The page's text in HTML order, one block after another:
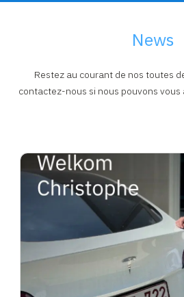
News
Restez au courant de nos toutes
contactez-nous si nous pouvons